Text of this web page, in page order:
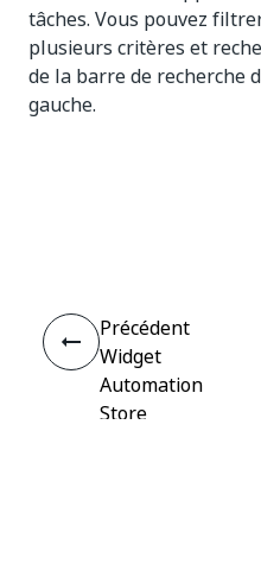
tâches. Vous pouvez
plusieurs critères et
de la barre de recherche
gauche.
Précédent
Widget
Automation
Store